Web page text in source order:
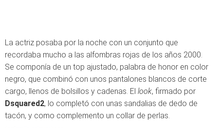
La actriz posaba por la noche con un conjunto que
recordaba mucho a las alfombras rojas de los años 2000.
Se componía de un top ajustado, palabra de honor en color
negro, que combinó con unos pantalones blancos de corte
cargo, llenos de bolsillos y cadenas. El look, firmado por
Dsquared2, lo completó con unas sandalias de dedo de
tacón, y como complemento un collar de perlas.